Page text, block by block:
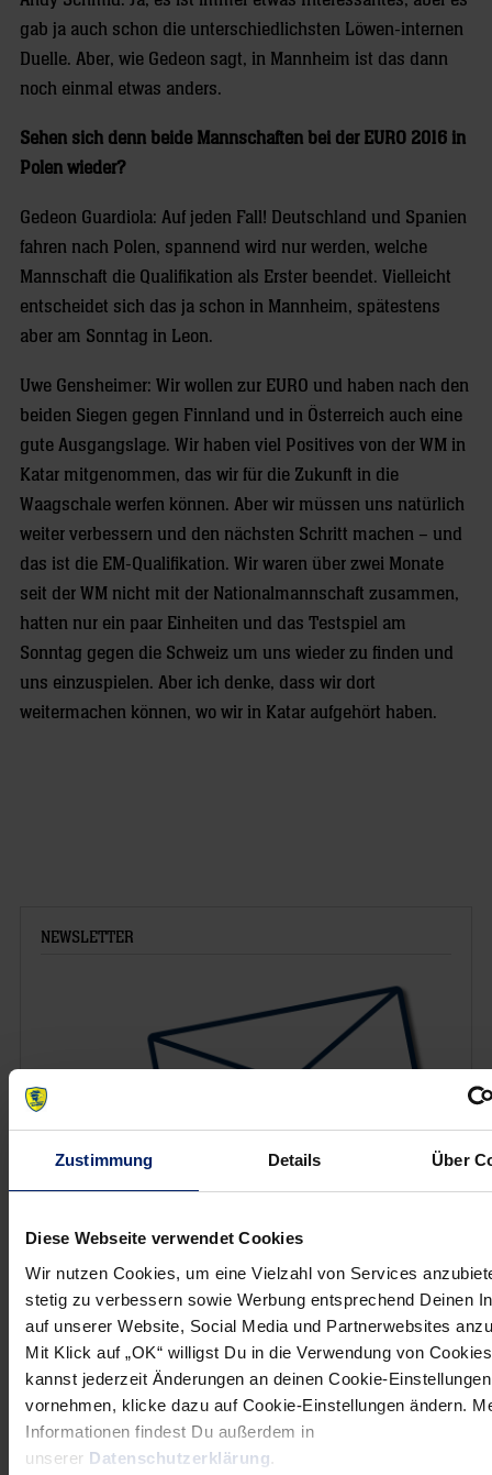
Zustimmung Details Über
Diese Webseite verwendet Cookies
Wir nutzen Cookies, um eine Vielzahl von Services
stetig zu verbessern sowie Werbung entsprechend Deinen
auf unserer Website, Social Media und Partnerwebsites
Mit Klick auf „OK“ willigst Du in die Verwendung von
kannst jederzeit Änderungen an deinen Cookie-Einstellungen
vornehmen, klicke dazu auf Cookie-Einstellungen ändern.
Informationen findest Du außerdem in
unserer Datenschutzerklärung.
gab ja auch schon die unterschiedlichsten Löwen-internen
Duelle. Aber, wie Gedeon sagt, in Mannheim ist das dann
noch einmal etwas anders.
Sehen sich denn beide Mannschaften bei der EURO 2016 in
Polen wieder?
Gedeon Guardiola: Auf jeden Fall! Deutschland und Spanien
fahren nach Polen, spannend wird nur werden, welche
Mannschaft die Qualifikation als Erster beendet. Vielleicht
entscheidet sich das ja schon in Mannheim, spätestens
aber am Sonntag in Leon.
Uwe Gensheimer: Wir wollen zur EURO und haben nach den
beiden Siegen gegen Finnland und in Österreich auch eine
gute Ausgangslage. Wir haben viel Positives von der WM in
Katar mitgenommen, das wir für die Zukunft in die
Waagschale werfen können. Aber wir müssen uns natürlich
weiter verbessern und den nächsten Schritt machen – und
das ist die EM-Qualifikation. Wir waren über zwei Monate
seit der WM nicht mit der Nationalmannschaft zusammen,
hatten nur ein paar Einheiten und das Testspiel am
Sonntag gegen die Schweiz um uns wieder zu finden und
uns einzuspielen. Aber ich denke, dass wir dort
weitermachen können, wo wir in Katar aufgehört haben.
NEWSLETTER
Wenn du per E-Mail über Aktuelles aus der Löwenwelt
informiert werden willst, kannst du den Rhein-Neckar Löwen
Newsletter hier abonnieren.
Post
navigation
previous
News:
Alle News anzeigen